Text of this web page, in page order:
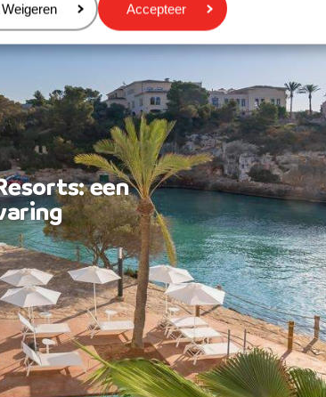
Beheren
Weigeren Accepteer
een